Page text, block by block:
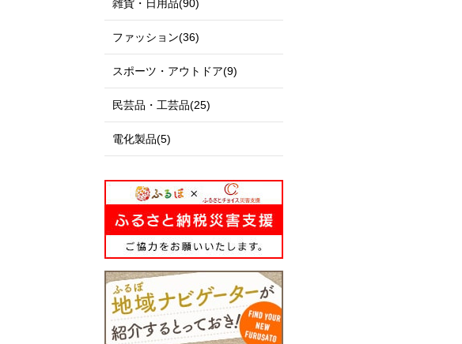
雑貨・日用品(90)
ファッション(36)
スポーツ・アウトドア(9)
民芸品・工芸品(25)
電化製品(5)